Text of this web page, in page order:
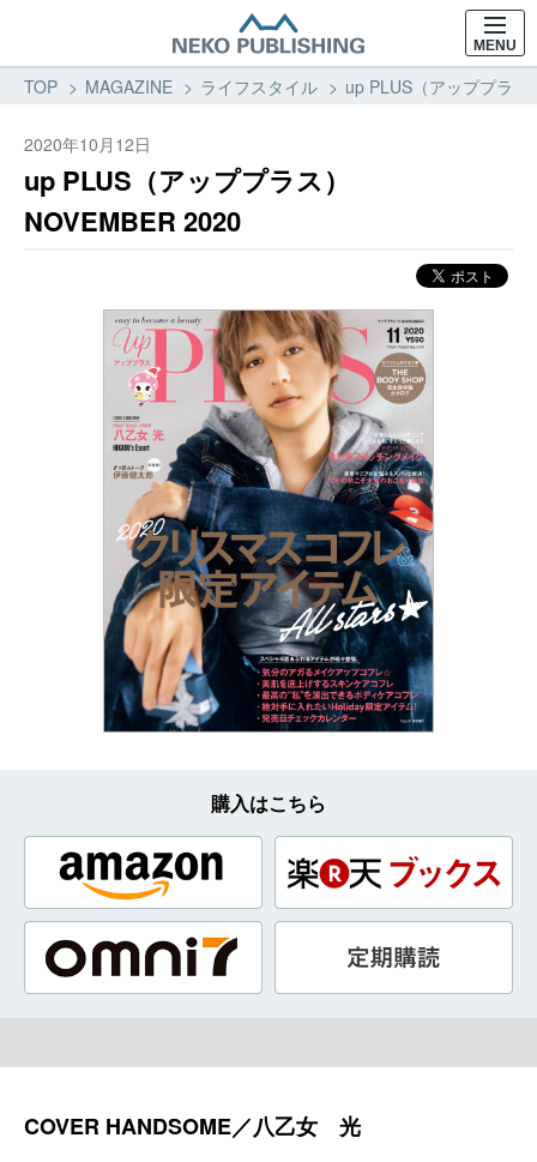
MENU
TOP MAGAZINE ライフスタイル up PLUS（アッププラ
2020年10月12日
up PLUS（アッププラス）
NOVEMBER 2020
購入はこちら
COVER HANDSOME／八乙女 光